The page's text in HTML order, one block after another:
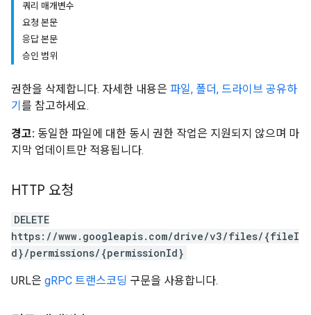
쿼리 매개변수
요청 본문
응답 본문
승인 범위
권한을 삭제합니다. 자세한 내용은 파일, 폴더, 드라이브 공유하
기 를 참고하세요.
경고: 동일한 파일에 대한 동시 권한 작업은 지원되지 않으며 마
지막 업데이트만 적용됩니다.
HTTP 요청
DELETE
https://www.googleapis.com/drive/v3/files/{fileI
d}/permissions/{permissionId}
URL은 gRPC 트랜스코딩 구문을 사용합니다.